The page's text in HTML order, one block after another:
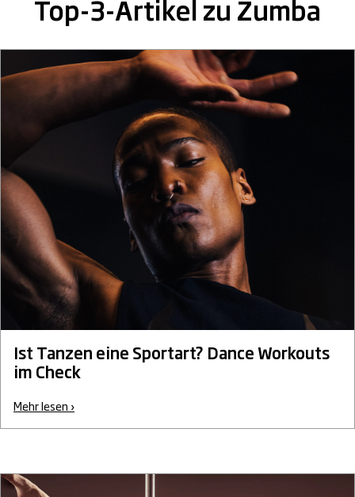
Top-3-Artikel zu Zumba
Ist Tanzen eine Sportart? Dance Workouts
im Check
Mehr lesen ›